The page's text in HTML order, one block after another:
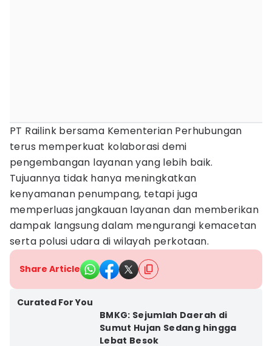
PT Railink bersama Kementerian Perhubungan
terus memperkuat kolaborasi demi
pengembangan layanan yang lebih baik.
Tujuannya tidak hanya meningkatkan
kenyamanan penumpang, tetapi juga
memperluas jangkauan layanan dan memberikan
dampak langsung dalam mengurangi kemacetan
serta polusi udara di wilayah perkotaan.
Share Article
Curated For You
BMKG: Sejumlah Daerah di
Sumut Hujan Sedang hingga
Lebat Besok